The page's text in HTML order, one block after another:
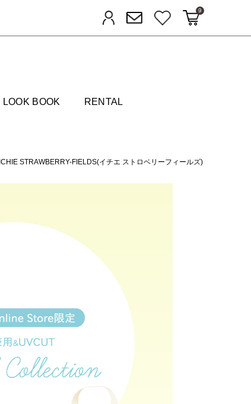
ログイン メルマガ登録お気に入りカートに入れる
9
LOOK BOOK RENTAL
ICHIE STRAWBERRY-FIELDS(イチエ ストロベリーフィールズ)